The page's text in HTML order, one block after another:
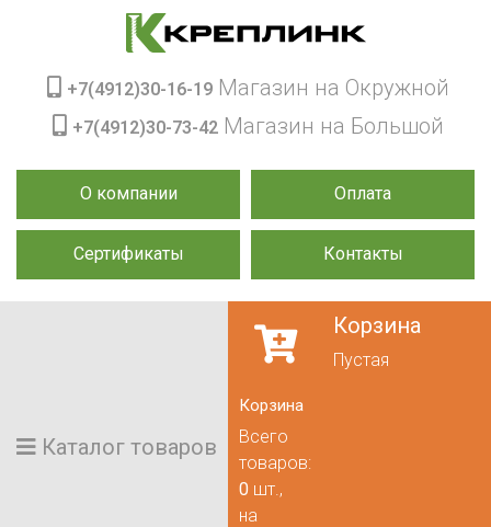
О компании Оплата
Сертификаты Контакты
+7(4912)30-16-19 Магазин на Окружной
+7(4912)30-73-42 Магазин на Большой
Каталог товаров
Корзина
Пустая
Корзина
Всего
товаров:
0 шт.,
на